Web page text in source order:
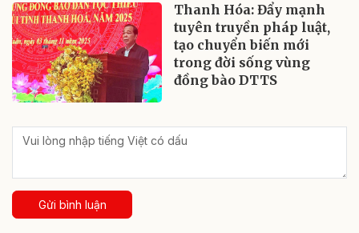
Thanh Hóa: Đẩy mạnh
tuyên truyền pháp luật,
tạo chuyển biến mới
trong đời sống vùng
đồng bào DTTS
Gửi bình luận